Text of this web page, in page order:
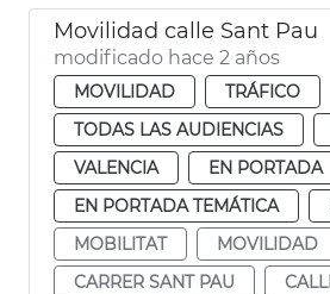
Movilidad calle Sant Pau
modificado hace 2 años
MOVILIDAD
TRÁFICO
TODAS LAS AUDIENCIAS
VALENCIA
EN PORTADA
EN PORTADA TEMÁTICA
MOBILITAT
MOVILIDAD
CARRER SANT PAU